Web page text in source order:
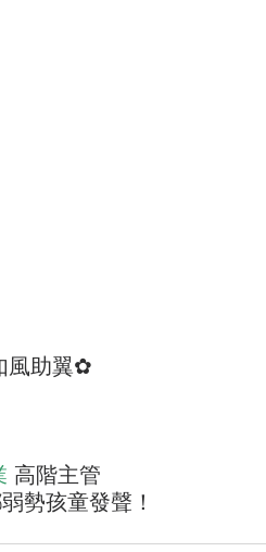
風助翼✿
高階主管
勢孩童發聲！